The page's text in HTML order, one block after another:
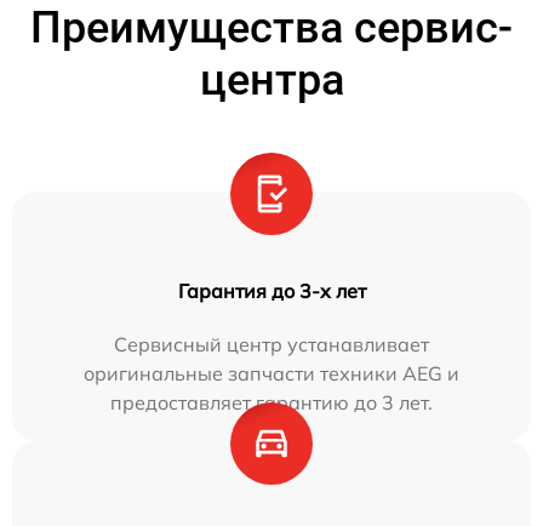
Преимущества сервис-
центра
Гарантия до 3-х лет
Сервисный центр устанавливает
оригинальные запчасти техники AEG и
предоставляет гарантию до 3 лет.